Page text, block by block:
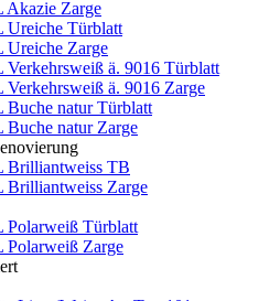
Akazie Zarge
Ureiche Türblatt
Ureiche Zarge
Verkehrsweiß ä. 9016 Türblatt
Verkehrsweiß ä. 9016 Zarge
Buche natur Türblatt
Buche natur Zarge
Brilliantweiss TB
Brilliantweiss Zarge
Polarweiß Türblatt
Polarweiß Zarge